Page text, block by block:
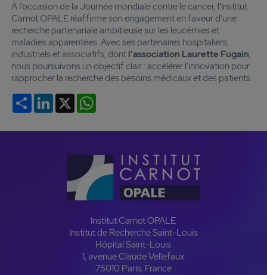
À l’occasion de la Journée mondiale contre le cancer, l’Institut
Carnot OPALE réaffirme son engagement en faveur d’une
recherche partenariale ambitieuse sur les leucémies et
maladies apparentées. Avec ses partenaires hospitaliers,
industriels et associatifs, dont l’association Laurette Fugain,
nous poursuivons un objectif clair : accélérer l’innovation pour
rapprocher la recherche des besoins médicaux et des patients.
PartagerLinkedIn
X WhatsApp
Institut Carnot OPALE
Institut de Recherche Saint-Louis
Hôpital Saint-Louis
1, avenue Claude Vellefaux
75010 Paris, France